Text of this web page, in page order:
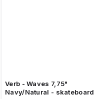
Verb - Waves 7,75"
Navy/Natural - skateboard